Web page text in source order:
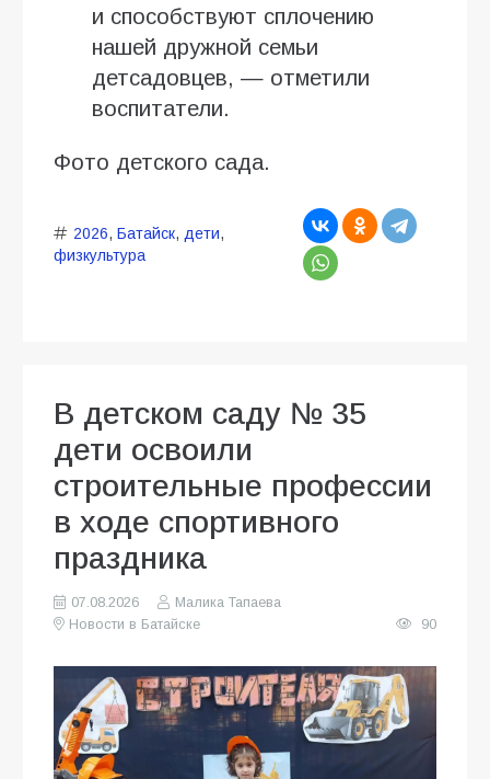
и способствуют сплочению
нашей дружной семьи
детсадовцев, — отметили
воспитатели.
Фото детского сада.
2026, Батайск, дети,
физкультура
В детском саду № 35
дети освоили
строительные профессии
в ходе спортивного
праздника
07.08.2026
Малика Тапаева
Новости в Батайске
90